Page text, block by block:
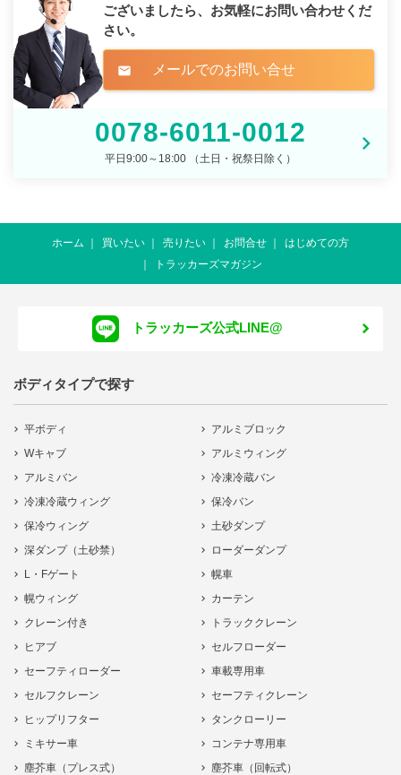
ございましたら、 お気軽にお問い合わせくだ
さい。
mail メールでのお問い合せ
0078-6011-0012
平日9:00～18:00 （土日・祝祭日除く）
ホーム 買いたい 売りたい お問合せ
はじめての方
トラッカーズマガジン
トラッカーズ公式LINE@
ボディタイプで探す
平ボディ
アルミブロック
Wキャブ
アルミウィング
アルミバン
冷凍冷蔵バン
冷凍冷蔵ウィング
保冷バン
保冷ウィング
土砂ダンプ
深ダンプ（土砂禁）
ローダーダンプ
L・Fゲート
幌車
幌ウィング
カーテン
クレーン付き
トラッククレーン
ヒアブ
セルフローダー
セーフティローダー
車載専用車
セルフクレーン
セーフティクレーン
ヒップリフター
タンクローリー
ミキサー車
コンテナ専用車
塵芥車（プレス式）
塵芥車（回転式）